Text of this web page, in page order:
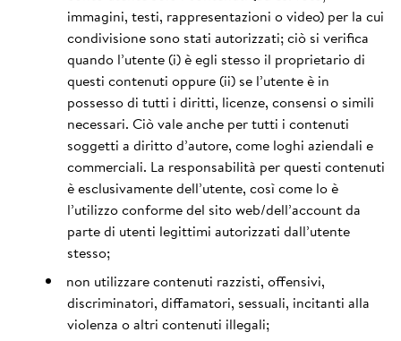
immagini, testi, rappresentazioni o video) per la cui
condivisione sono stati autorizzati; ciò si verifica
quando l’utente (i) è egli stesso il proprietario di
questi contenuti oppure (ii) se l’utente è in
possesso di tutti i diritti, licenze, consensi o simili
necessari. Ciò vale anche per tutti i contenuti
soggetti a diritto d’autore, come loghi aziendali e
commerciali. La responsabilità per questi contenuti
è esclusivamente dell’utente, così come lo è
l’utilizzo conforme del sito web/dell’account da
parte di utenti legittimi autorizzati dall’utente
stesso;
non utilizzare contenuti razzisti, offensivi,
discriminatori, diffamatori, sessuali, incitanti alla
violenza o altri contenuti illegali;